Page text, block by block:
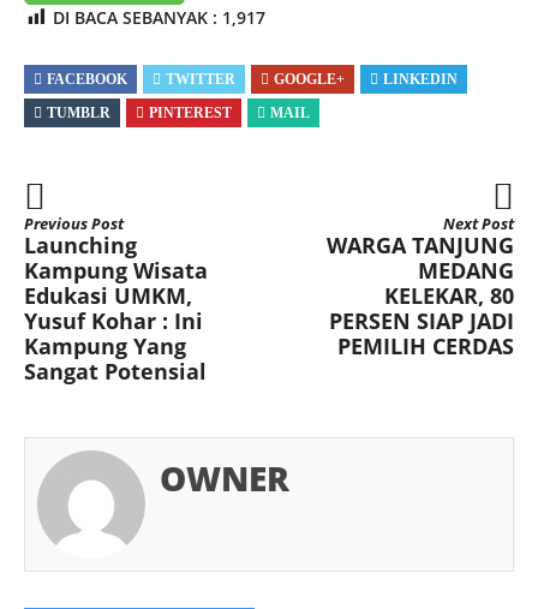
DI BACA SEBANYAK : 1,917
FACEBOOK TWITTER GOOGLE+
LINKEDIN
TUMBLR
PINTEREST MAIL
Previous Post
Launching
Kampung Wisata
Edukasi UMKM,
Yusuf Kohar : Ini
Kampung Yang
Sangat Potensial
Next Post
WARGA TANJUNG
MEDANG
KELEKAR, 80
PERSEN SIAP JADI
PEMILIH CERDAS
OWNER